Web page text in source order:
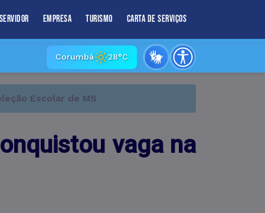
Servidor Empresa Turismo Carta de Serviços
Corumbá 28°C
Escolar de MS
vaga na